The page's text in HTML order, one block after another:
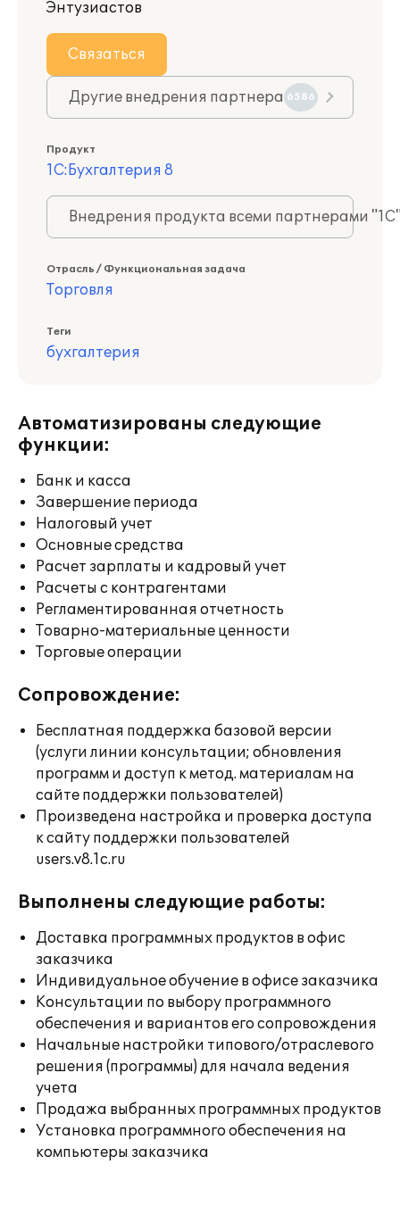
Энтузиастов
Связаться
Другие внедрения партнера 6586
Продукт
1С:Бухгалтерия 8
Внедрения продукта всеми партнерами
Отрасль / Функциональная задача
Торговля
Теги
бухгалтерия
Автоматизированы следующие
функции:
Банк и касса
Завершение периода
Налоговый учет
Основные средства
Расчет зарплаты и кадровый учет
Расчеты с контрагентами
Регламентированная отчетность
Товарно-материальные ценности
Торговые операции
Сопровождение:
Бесплатная поддержка базовой версии
(услуги линии консультации; обновления
программ и доступ к метод. материалам на
сайте поддержки пользователей)
Произведена настройка и проверка доступа
к сайту поддержки пользователей
users.v8.1c.ru
Выполнены следующие работы:
Доставка программных продуктов в офис
заказчика
Индивидуальное обучение в офисе заказчика
Консультации по выбору программного
обеспечения и вариантов его сопровождения
Начальные настройки типового/отраслевого
решения (программы) для начала ведения
учета
Продажа выбранных программных продуктов
Установка программного обеспечения на
компьютеры заказчика